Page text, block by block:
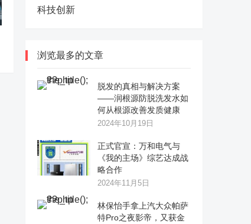
科技创新
浏览最多的文章
脱发的真相与解决方案
——润根源防脱洗发水如
何从根源改善发质健康
2024年10月19日
正式官宣：万和电气与
《我的主场》综艺达成战
略合作
2024年11月5日
林保怡手拿上汽大众帕萨
特Pro之夜影帝，又获金